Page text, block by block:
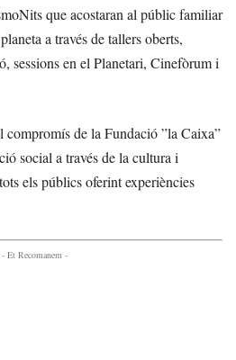
que acostaran al públic familiar
a través de tallers oberts,
sessions en el Planetari, Cinefòrum i
de la Fundació ”la Caixa”
social a través de la cultura i
els públics oferint experiències
- Et Recomanem -